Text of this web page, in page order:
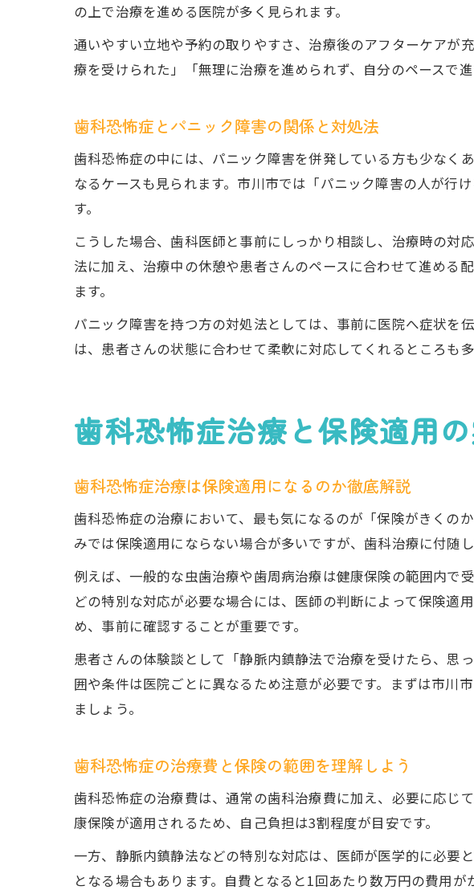
の上で治療を進める医院が多く見られます。
通いやすい立地や予約の取りやすさ、治療後のアフターケアが
療を受けられた」「無理に治療を進められず、自分のペースで
歯科恐怖症とパニック障害の関係と対処法
歯科恐怖症の中には、パニック障害を併発している方も少なく
なるケースも見られます。市川市では「パニック障害の人が行
す。
こうした場合、歯科医師と事前にしっかり相談し、治療時の対
法に加え、治療中の休憩や患者さんのペースに合わせて進める
ます。
パニック障害を持つ方の対処法としては、事前に医院へ症状を
は、患者さんの状態に合わせて柔軟に対応してくれるところも
歯科恐怖症治療と保険適用
歯科恐怖症治療は保険適用になるのか徹底解説
歯科恐怖症の治療において、最も気になるのが「保険がきくの
みでは保険適用にならない場合が多いですが、歯科治療に付随
例えば、一般的な虫歯治療や歯周病治療は健康保険の範囲内で
どの特別な対応が必要な場合には、医師の判断によって保険適
め、事前に確認することが重要です。
患者さんの体験談として「静脈内鎮静法で治療を受けたら、思
囲や条件は医院ごとに異なるため注意が必要です。まずは市川
ましょう。
歯科恐怖症の治療費と保険の範囲を理解しよう
歯科恐怖症の治療費は、通常の歯科治療費に加え、必要に応じ
康保険が適用されるため、自己負担は3割程度が目安です。
一方、静脈内鎮静法などの特別な対応は、医師が医学的に必要
となる場合もあります。自費となると1回あたり数万円の費用